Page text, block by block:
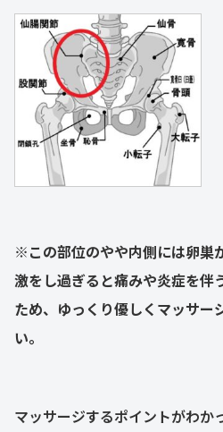
※この部位のやや内側には卵巣
激をし過ぎると痛みや炎症を伴
ため、ゆっくり優しくマッサー
い。
マッサージするポイントがわか